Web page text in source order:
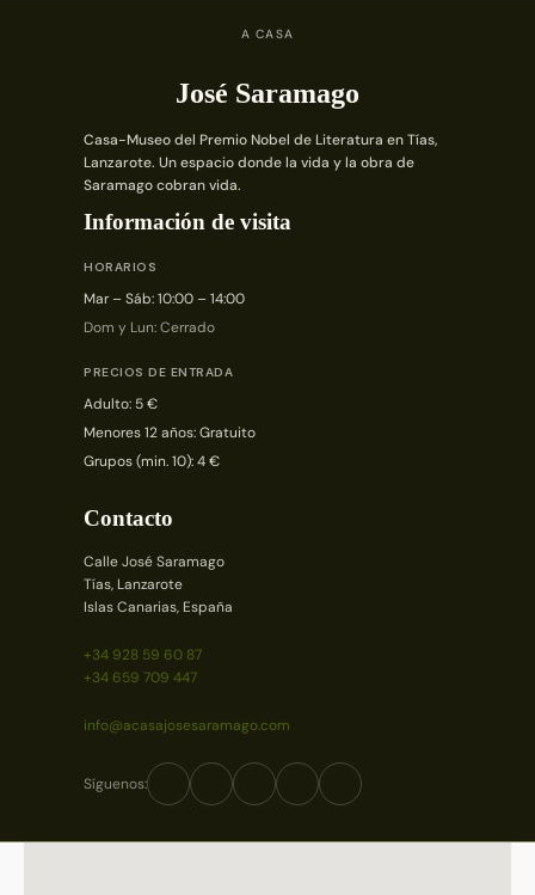
A CASA
José Saramago
Casa-Museo del Premio Nobel de Literatura en Tías,
Lanzarote. Un espacio donde la vida y la obra de
Saramago cobran vida.
Información de visita
HORARIOS
Mar – Sáb: 10:00 – 14:00
Dom y Lun: Cerrado
PRECIOS DE ENTRADA
Adulto: 5 €
Menores 12 años: Gratuito
Grupos (min. 10): 4 €
Contacto
Calle José Saramago
Tías, Lanzarote
Islas Canarias, España
+34 928 59 60 87
+34 659 709 447
info@acasajosesaramago.com
Síguenos: